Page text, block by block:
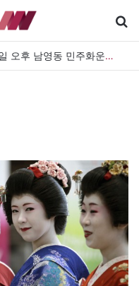
유가협 창립 40주년 기념식…12일 오후 남영동 민주화운동기념관